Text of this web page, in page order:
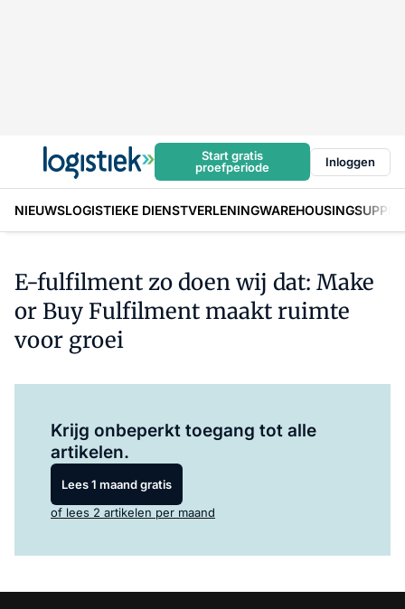
Start gratis
proefperiode
Inloggen
NIEUWSLOGISTIEKE DIENSTVERLENINGWAREHOUSING
E-fulfilment zo doen wij dat: Make
or Buy Fulfilment maakt ruimte
voor groei
Krijg onbeperkt toegang tot alle
artikelen.
Lees 1 maand gratis
of lees 2 artikelen per maand